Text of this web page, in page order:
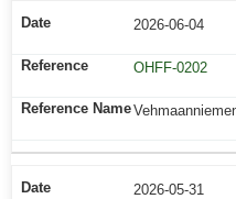
2026-06-04
OHFF-0202
2026-05-31